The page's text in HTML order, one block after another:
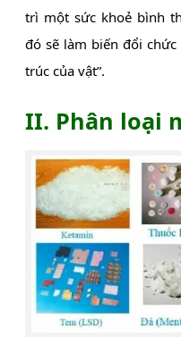
trì một sức khoẻ bình
đó sẽ làm biến đổi
trúc của vật”.
II. Phân loại